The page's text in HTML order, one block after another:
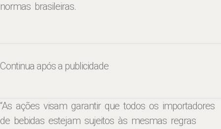
normas brasileiras.
Continua após a publicidade
“As ações visam garantir que todos os importadores
de bebidas estejam sujeitos às mesmas regras